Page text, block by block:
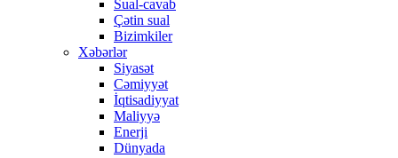
Sual-cavab
Çətin sual
Bizimkiler
Xəbərlər
Siyasət
Cəmiyyət
İqtisadiyyat
Maliyyə
Enerji
Dünyada